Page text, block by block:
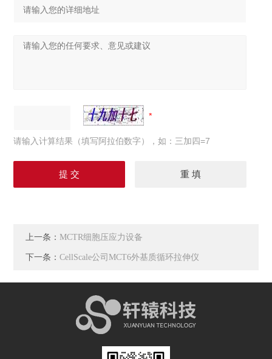
请输入计算结果（填写阿拉伯数字），如：三加四=7
上一条： MCTR细胞压应力设备
下一条：CellScale公司MCT6外基质循环拉伸仪